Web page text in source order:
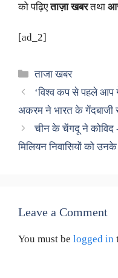
को पढ़िएताज़ा खबरतथा
[ad_2]
Categories
ताजा खबर
‘विश्व कप से पहले आप
अकरम ने भारत के गेंदबाजी
चीन के चेंगदू ने कोविद
मिलियन निवासियों को
Leave a Comment
You must be logged in